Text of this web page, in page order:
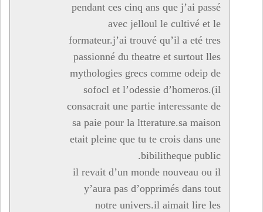
pendant ces cinq ans que j’ai passé
avec jelloul le cultivé et le
formateur.j’ai trouvé qu’il a eté tres
passionné du theatre et surtout lles
mythologies grecs comme odeip de
sofocl et l’odessie d’homeros.(il
consacrait une partie interessante de
sa paie pour la ltterature.sa maison
etait pleine que tu te crois dans une
bibilitheque public.
il revait d’un monde nouveau ou il
y’aura pas d’opprimés dans tout
notre univers.il aimait lire les